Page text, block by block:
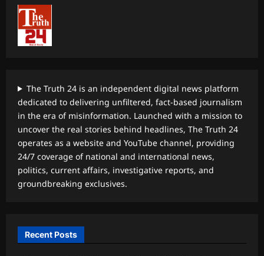
The Truth 24 is an independent digital news platform
dedicated to delivering unfiltered, fact-based journalism
in the era of misinformation. Launched with a mission to
uncover the real stories behind headlines, The Truth 24
operates as a website and YouTube channel, providing
24/7 coverage of national and international news,
politics, current affairs, investigative reports, and
groundbreaking exclusives.
Recent Posts